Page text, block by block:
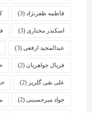
فاطمه ظفرنژاد(3) کتایون
اسكندر مختاری (3) فرامرز
عبدالمجید ارفعی(3)
فریال جواهریان(2) حسین
علی نقی گلریز(2) حسن
جواد میرحسینی(2) مسعود